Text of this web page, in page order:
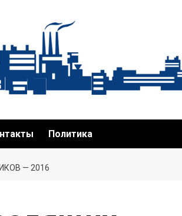
Политика
— 2016